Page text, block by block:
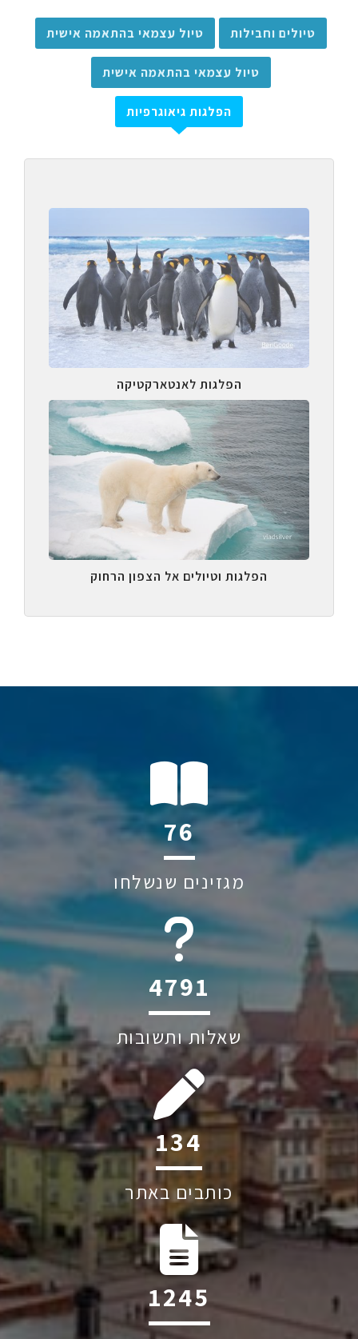
טיולים וחבילות טיול עצמאי בהתאמה אישית
טיול עצמאי בהתאמה אישית
הפלגות גיאוגרפיות
הפלגות לאנטארקטיקה
הפלגות וטיולים אל הצפון הרחוק
114
מגזינים שנשלחו
6045
שאלות ותשובות
199
כותבים באתר
1852